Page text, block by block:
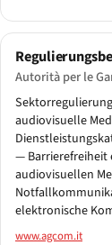
Autorità per le
audiovisuelle
— Barrierefreiheit
audiovisuellen
elektronische
www.agcom.it